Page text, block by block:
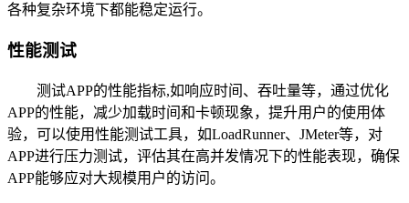
各种复杂环境下都能稳定运行。
性能测试
测试APP的性能指标,如响应时间、吞吐量等，通过优化
APP的性能，减少加载时间和卡顿现象，提升用户的使用体
验，可以使用性能测试工具，如LoadRunner、JMeter等，对
APP进行压力测试，评估其在高并发情况下的性能表现，确保
APP能够应对大规模用户的访问。